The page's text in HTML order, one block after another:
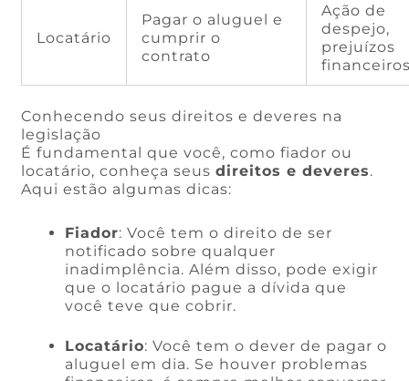
Locatário
Pagar o aluguel e
cumprir o
contrato
Ação de
despejo,
prejuízos
Conhecendo seus direitos e deveres na
legislação
É fundamental que você, como fiador ou
locatário, conheça seusdireitos e deveres.
Aqui estão algumas dicas:
Fiador: Você tem o direito de ser
notificado sobre qualquer
inadimplência. Além disso, pode exigir
que o locatário pague a dívida que
você teve que cobrir.
Locatário: Você tem o dever de pagar o
aluguel em dia. Se houver problemas